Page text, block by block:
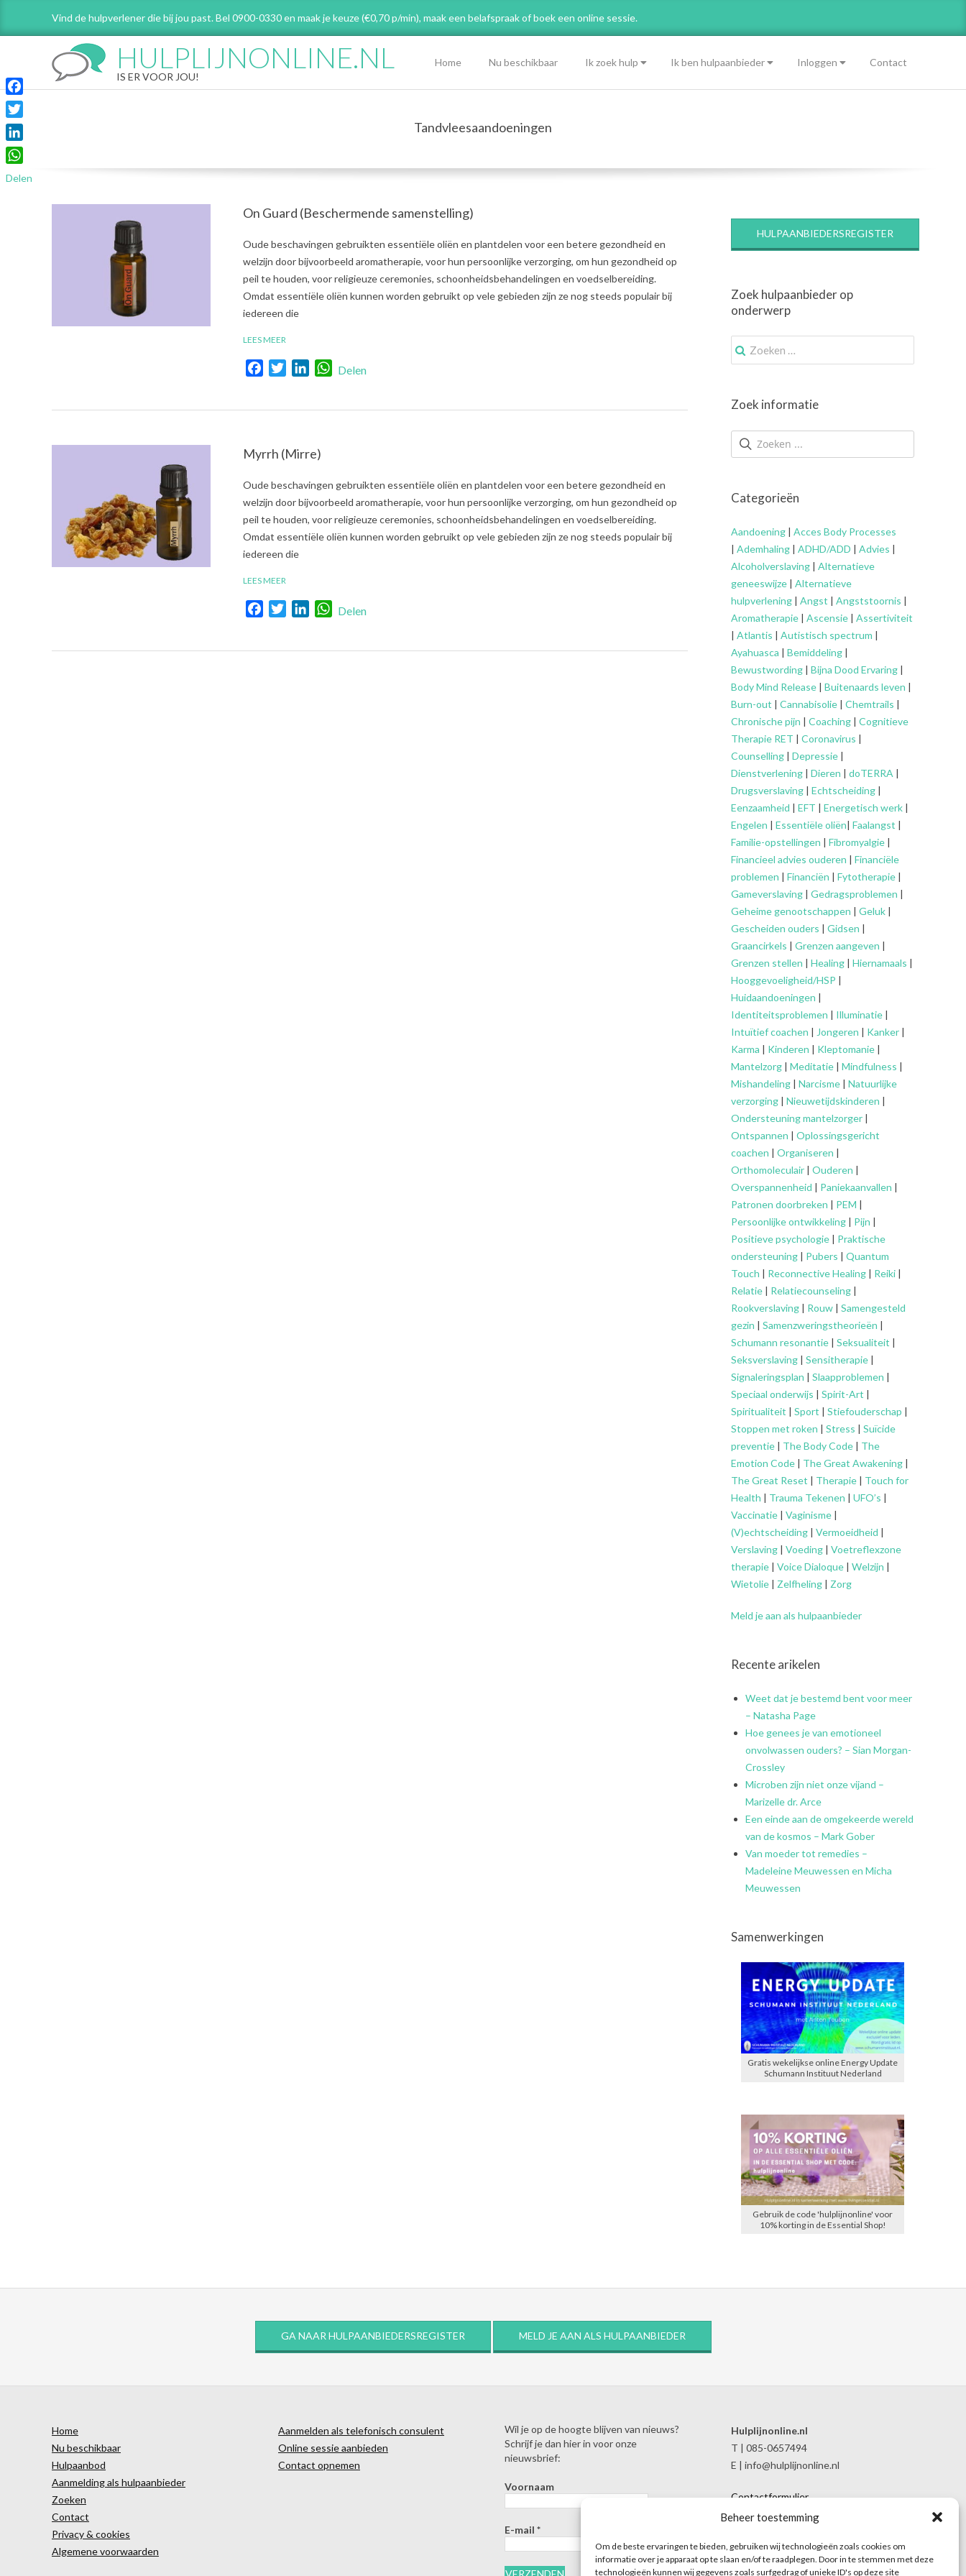
Beheer toestemming
Om de beste ervaringen te bieden, gebruiken wij technologieën zoals cookies om
informatie over je apparaat op te slaan en/of te raadplegen. Door in te stemmen met deze
technologieën kunnen wij gegevens zoals surfgedrag of unieke ID's op deze site
Vind de hulpverlener die bij jou past. Bel 0900-0330 en maak je keuze (€0,70 p/min), maak een belafspraakof boek een online sessie.
HULPLIJNONLINE.NL
IS ER VOOR JOU!
Menu
Home Nu beschikbaar Ik zoek hulp Ik ben hulpaanbieder Inloggen Contact
Tandvleesaandoeningen
On Guard (Beschermende samenstelling)
2021-
08-
Oude beschavingen gebruikten essentiële oliën en plantdelen voor een betere gezondheid en
welzijn door bijvoorbeeld aromatherapie, voor hun persoonlijke verzorging, om hun gezondheid op
peil te houden, voor religieuze ceremonies, schoonheidsbehandelingen en voedselbereiding.
Omdat essentiële oliën kunnen worden gebruikt op vele gebieden zijn ze nog steeds populair bij
iedereen die
LEES MEER
FacebookTwitterLinkedInWhatsApp
Delen
Myrrh (Mirre)
2021-
08-
Oude beschavingen gebruikten essentiële oliën en plantdelen voor een betere gezondheid en
welzijn door bijvoorbeeld aromatherapie, voor hun persoonlijke verzorging, om hun gezondheid op
peil te houden, voor religieuze ceremonies, schoonheidsbehandelingen en voedselbereiding.
Omdat essentiële oliën kunnen worden gebruikt op vele gebieden zijn ze nog steeds populair bij
iedereen die
LEES MEER
FacebookTwitterLinkedInWhatsApp
Delen
HULPAANBIEDERSREGISTER
Zoek hulpaanbieder op
onderwerp
Zoek
naar:
Zoek informatie
Categorieën
Aandoening | Acces Body Processes
| Ademhaling | ADHD/ADD | Advies |
Alcoholverslaving | Alternatieve
geneeswijze | Alternatieve
hulpverlening | Angst | Angststoornis |
Aromatherapie | Ascensie | Assertiviteit
| Atlantis | Autistisch spectrum |
Ayahuasca | Bemiddeling |
Bewustwording | Bijna Dood Ervaring |
Body Mind Release | Buitenaards leven |
Burn-out | Cannabisolie | Chemtrails |
Chronische pijn | Coaching | Cognitieve
Therapie RET | Coronavirus |
Counselling | Depressie |
Dienstverlening | Dieren | doTERRA |
Drugsverslaving | Echtscheiding |
Eenzaamheid | EFT | Energetisch werk |
Engelen | Essentiële oliën| Faalangst |
Familie-opstellingen | Fibromyalgie |
Financieel advies ouderen | Financiële
problemen | Financiën | Fytotherapie |
Gameverslaving | Gedragsproblemen |
Geheime genootschappen | Geluk |
Gescheiden ouders | Gidsen |
Graancirkels | Grenzen aangeven |
Grenzen stellen | Healing | Hiernamaals |
Hooggevoeligheid/HSP |
Huidaandoeningen |
Identiteitsproblemen | Illuminatie |
Intuïtief coachen | Jongeren | Kanker |
Karma | Kinderen | Kleptomanie |
Mantelzorg | Meditatie | Mindfulness |
Mishandeling | Narcisme | Natuurlijke
verzorging | Nieuwetijdskinderen |
Ondersteuningmantelzorger |
Ontspannen | Oplossingsgericht
coachen | Organiseren |
Orthomoleculair | Ouderen |
Overspannenheid | Paniekaanvallen |
Patronen doorbreken | PEM |
Persoonlijke ontwikkeling | Pijn |
Positieve psychologie | Praktische
ondersteuning | Pubers | Quantum
Touch | Reconnective Healing | Reiki |
Relatie | Relatiecounseling |
Rookverslaving | Rouw | Samengesteld
gezin | Samenzweringstheorieën |
Schumann resonantie | Seksualiteit |
Seksverslaving | Sensitherapie |
Signaleringsplan | Slaapproblemen |
Speciaal onderwijs | Spirit-Art |
Spiritualiteit | Sport | Stiefouderschap |
Stoppen met roken | Stress | Suïcide
preventie | The Body Code | The
Emotion Code | The Great Awakening |
The Great Reset | Therapie | Touch for
Health | Trauma Tekenen | UFO’s |
Vaccinatie | Vaginisme |
(V)echtscheiding | Vermoeidheid |
Verslaving | Voeding | Voetreflexzone
therapie | Voice Dialoque | Welzijn |
Wietolie | Zelfheling | Zorg
Meld je aan als hulpaanbieder
Recente arikelen
Weet dat je bestemd bent voor meer
– Natasha Page
Hoe genees je van emotioneel
onvolwassen ouders? – Sian Morgan-
Crossley
Microben zijn niet onze vijand –
Marizelle dr. Arce
Een einde aan de omgekeerde wereld
van de kosmos – Mark Gober
Van moeder tot remedies –
Madeleine Meuwessen en Micha
Meuwessen
Samenwerkingen
Gratis wekelijkse online Energy Update
Schumann Instituut Nederland
Gebruik de code 'hulplijnonline' voor
10% korting in de Essential Shop!
GA NAAR HULPAANBIEDERSREGISTER MELD JE AAN ALS HULPAANBIEDER
Home
Nu beschikbaar
Hulpaanbod
Aanmelding als hulpaanbieder
Zoeken
Contact
Privacy & cookies
Algemene voorwaarden
Aanmelden als telefonisch consulent
Online sessie aanbieden
Contact opnemen
Wil je op de hoogte blijven van nieuws?
Schrijf je dan hier in voor onze
nieuwsbrief:
Voornaam
E-mail *
Hulplijnonline.nl
T | 085-0657494
E | info@hulplijnonline.nl
Contactformulier
Over Hulplijnonline.nl
Facebook
Twitter
LinkedIn
WhatsApp
Delen